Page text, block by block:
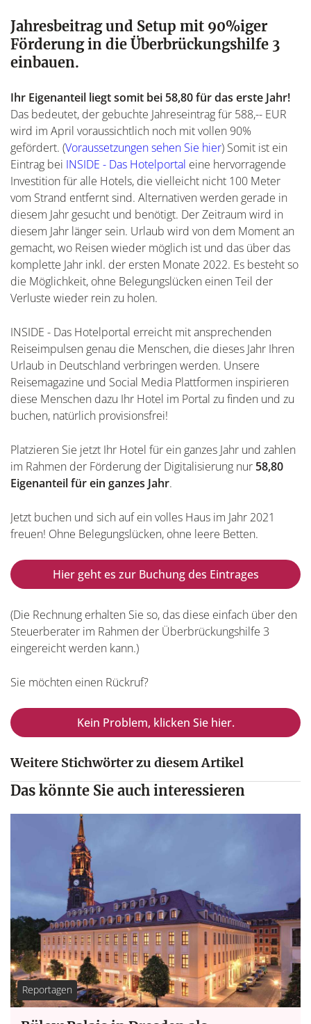
Jahresbeitrag und Setup mit 90%iger
Förderung in die Überbrückungshilfe 3
einbauen.
Ihr Eigenanteil liegt somit bei 58,80 für das erste Jahr!
Das bedeutet, der gebuchte Jahreseintrag für 588,-- EUR
wird im April voraussichtlich noch mit vollen 90%
gefördert. (Voraussetzungen sehen Sie hier) Somit ist ein
Eintrag bei INSIDE - Das Hotelportal eine hervorragende
Investition für alle Hotels, die vielleicht nicht 100 Meter
vom Strand entfernt sind. Alternativen werden gerade in
diesem Jahr gesucht und benötigt. Der Zeitraum wird in
diesem Jahr länger sein. Urlaub wird von dem Moment an
gemacht, wo Reisen wieder möglich ist und das über das
komplette Jahr inkl. der ersten Monate 2022. Es besteht so
die Möglichkeit, ohne Belegungslücken einen Teil der
Verluste wieder rein zu holen.
INSIDE - Das Hotelportal erreicht mit ansprechenden
Reiseimpulsen genau die Menschen, die dieses Jahr Ihren
Urlaub in Deutschland verbringen werden. Unsere
Reisemagazine und Social Media Plattformen inspirieren
diese Menschen dazu Ihr Hotel im Portal zu finden und zu
buchen, natürlich provisionsfrei!
Platzieren Sie jetzt Ihr Hotel für ein ganzes Jahr und zahlen
im Rahmen der Förderung der Digitalisierung nur 58,80
Eigenanteil für ein ganzes Jahr.
Jetzt buchen und sich auf ein volles Haus im Jahr 2021
freuen! Ohne Belegungslücken, ohne leere Betten.
Hier geht es zur Buchung des Eintrages
(Die Rechnung erhalten Sie so, das diese einfach über den
Steuerberater im Rahmen der Überbrückungshilfe 3
eingereicht werden kann.)
Sie möchten einen Rückruf?
Kein Problem, klicken Sie hier.
Weitere Stichwörter zu diesem Artikel
Das könnte Sie auch interessieren
Reportagen